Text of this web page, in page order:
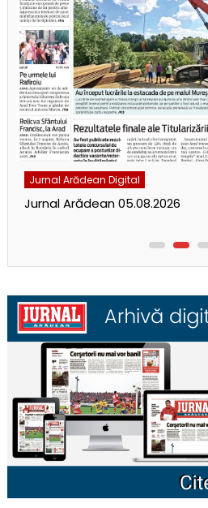
Jurnal Arădean Digital
Jurnal Arădean 05.08.2026